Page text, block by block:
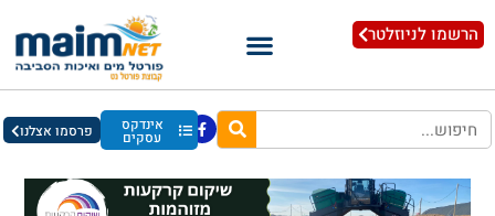
הרשמו לניוזלטר
אינדקס
עסקים פרסמו אצלנו